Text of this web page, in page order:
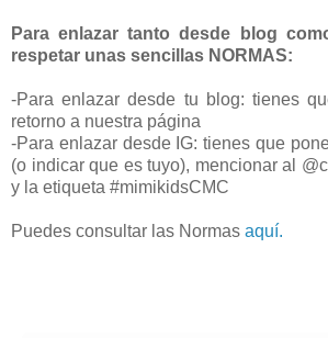
Para enlazar tanto desde blog
respetar unas sencillas NORMAS:
-Para enlazar desde tu blog: tienes
retorno a nuestra página
-Para enlazar desde IG: tienes que
(o indicar que es tuyo), mencionar al
y la etiqueta #mimikidsCMC
Puedes consultar las Normas aquí.